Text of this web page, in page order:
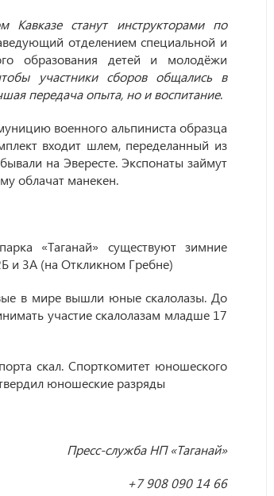
станут инструкторами по
отделением специальной и
образования детей и молодёжи
участники сборов общались в
передача опыта, но и воспитание.
военного альпиниста образца
входит шлем, переделанный из
на Эвересте. Экспонаты займут
облачат манекен.
«Таганай» существуют зимние
и 3А (на Откликном Гребне)
в мире вышли юные скалолазы. До
участие скалолазам младше 17
скал. Спорткомитет юношеского
юношеские разряды
Пресс-служба НП «Таганай»
+7 908 090 14 66